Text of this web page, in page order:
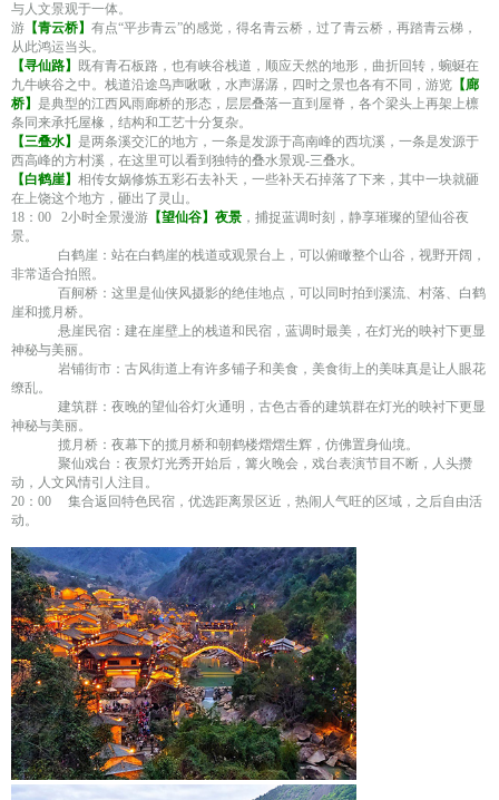
与人文景观于一体。
游 【青云桥】 有点“平步青云”的感觉，得名青云桥，过了青云桥，再踏青云梯，
从此鸿运当头。
【寻仙路】
既有青石板路，也有峡谷栈道，顺应天然的地形，曲折回转，蜿蜒在
九牛峡谷之中。栈道沿途鸟声啾啾，水声潺潺，四时之景也各有不同，游览 【廊
桥】 是典型的江西风雨廊桥的形态，层层叠落一直到屋脊，各个梁头上再架上檩
条同来承托屋椽，结构和工艺十分复杂。
【三叠水】 是两条溪交汇的地方，一条是发源于高南峰的西坑溪，一条是发源于
西高峰的方村溪，在这里可以看到独特的叠水景观-三叠水。
【白鹤崖】 相传女娲修炼五彩石去补天，一些补天石掉落了下来，其中一块就砸
在上饶这个地方，砸出了灵山。
18：00 2小时全景漫游 【望仙谷】夜景 ，捕捉蓝调时刻，静享璀璨的望仙谷夜
景。
白鹤崖：站在白鹤崖的栈道或观景台上，可以俯瞰整个山谷，视野开阔，
非常适合拍照。
百舸桥：这里是仙侠风摄影的绝佳地点，可以同时拍到溪流、村落、白鹤
崖和揽月桥。
悬崖民宿：建在崖壁上的栈道和民宿，蓝调时最美，在灯光的映衬下更显
神秘与美丽。
岩铺街市：古风街道上有许多铺子和美食，美食街上的美味真是让人眼花
缭乱。
建筑群：夜晚的望仙谷灯火通明，古色古香的建筑群在灯光的映衬下更显
神秘与美丽。
揽月桥：夜幕下的揽月桥和朝鹤楼熠熠生辉，仿佛置身仙境。
聚仙戏台：夜景灯光秀开始后，篝火晚会，戏台表演节目不断，人头攒
动，人文风情引人注目。
20：00 集合返回特色民宿，优选距离景区近，热闹人气旺的区域，之后自由活
动。